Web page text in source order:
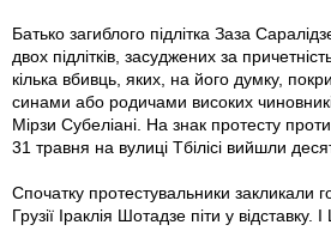
Батько загиблого підлітка Заза
двох підлітків, засуджених за
кілька вбивць, яких, на його думку,
синами або родичами високих
Мірзи Субеліані. На знак протесту
31 травня на вулиці Тбілісі вийшли
Спочатку протестувальники закликали
Грузії Іраклія Шота­дзе піти у відставку.